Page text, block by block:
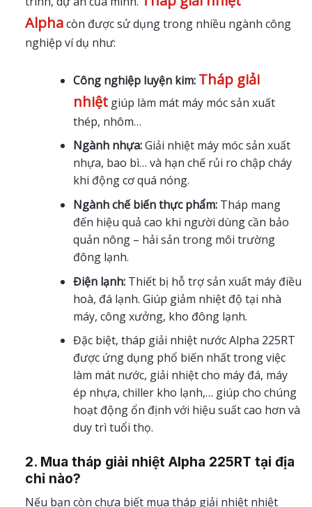
Alphacòn được sử dụng trong nhiều ngành công
nghiệp ví dụ như:
Công nghiệp luyện kim: Tháp giải
nhiệtgiúp làm mát máy móc sản xuất
thép, nhôm…
Ngành nhựa:Giải nhiệt máy móc sản xuất
nhựa, bao bì… và hạn chế rủi ro chập cháy
khi động cơ quá nóng.
Ngành chế biến thực phẩm:Tháp mang
đến hiệu quả cao khi người dùng cần bảo
quản nông – hải sản trong môi trường
đông lạnh.
Điện lạnh:Thiết bị hỗ trợ sản xuất máy điều
hoà, đá lạnh. Giúp giảm nhiệt độ tại nhà
máy, công xưởng, kho đông lạnh.
Đặc biệt, tháp giải nhiệt nước Alpha 225RT
được ứng dụng phổ biến nhất trong việc
làm mát nước, giải nhiệt cho máy đá, máy
ép nhựa, chiller kho lạnh,… giúp cho chúng
hoạt động ổn định với hiệu suất cao hơn và
duy trì tuổi thọ.
2. Mua tháp giải nhiệt Alpha 225RT tại địa
chỉ nào?
Nếu bạn còn chưa biết mua tháp giải nhiệt nhiệt